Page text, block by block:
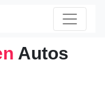
Autos